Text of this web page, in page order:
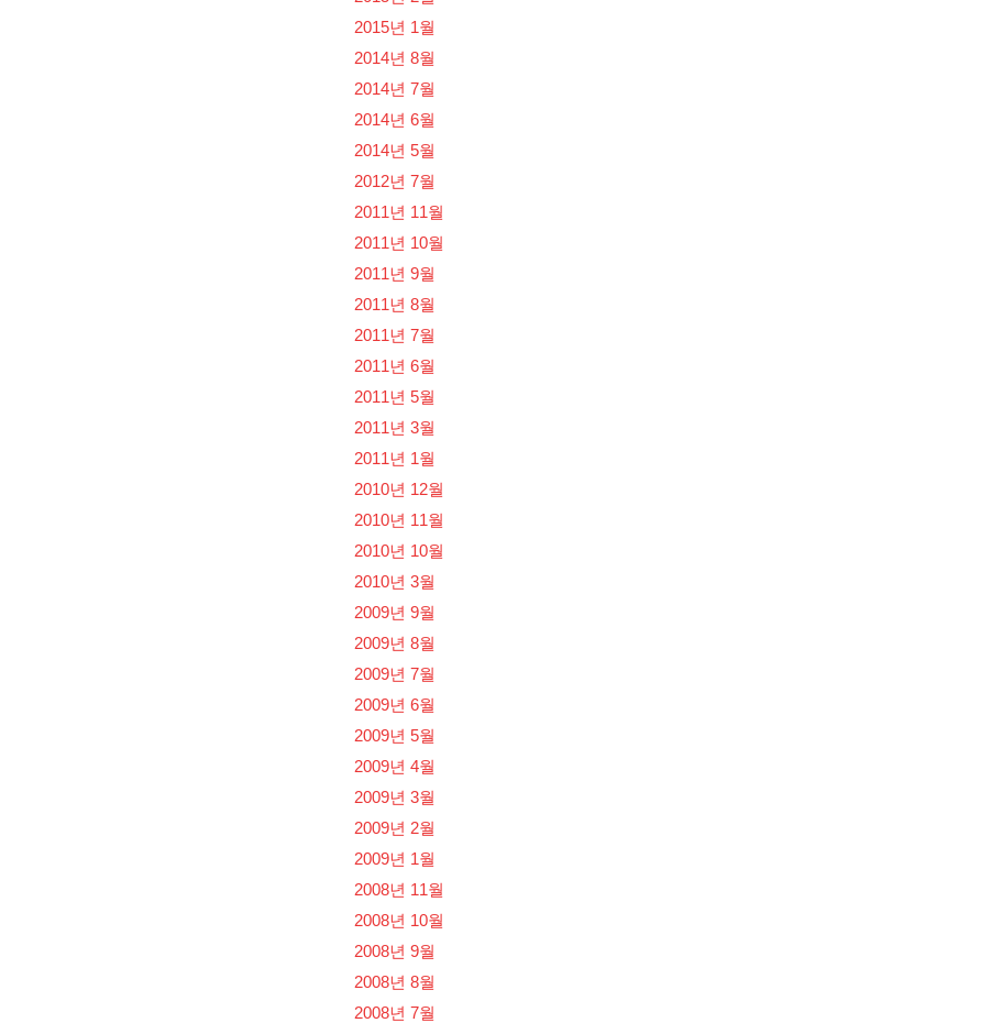
2015년 1월
2014년 8월
2014년 7월
2014년 6월
2014년 5월
2012년 7월
2011년 11월
2011년 10월
2011년 9월
2011년 8월
2011년 7월
2011년 6월
2011년 5월
2011년 3월
2011년 1월
2010년 12월
2010년 11월
2010년 10월
2010년 3월
2009년 9월
2009년 8월
2009년 7월
2009년 6월
2009년 5월
2009년 4월
2009년 3월
2009년 2월
2009년 1월
2008년 11월
2008년 10월
2008년 9월
2008년 8월
2008년 7월